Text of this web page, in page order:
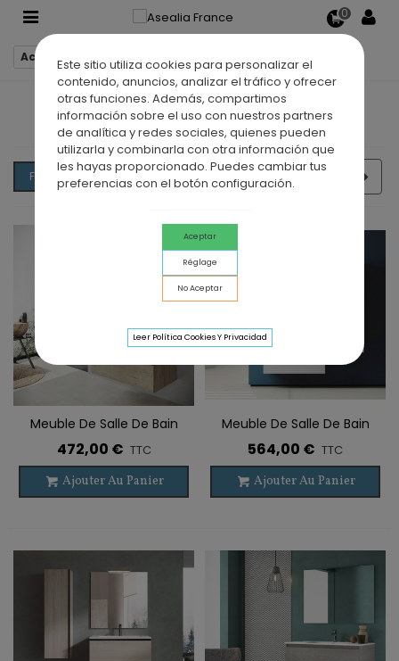
Este sitio utiliza cookies para personalizar el
contenido, anuncios, analizar el tráfico y ofrecer
otras funciones. Además, compartimos
información sobre el uso con nuestros partners
de analítica y redes sociales, quienes pueden
utilizarla y combinarla con otra información que
les hayas proporcionado. Puedes cambiar tus
preferencias con el botón configuración.
Aceptar
Réglage
No Aceptar
Leer Política Cookies Y Privacidad
0
Accueil
MEUBLES SALLE DE BAIN
Filtrer Pertinence
Meuble De Salle De Bain
Suspendu GRANADA 2
Tiroirs
472,00 € TTC
Ajouter Au Panier
Meuble De Salle De Bain
Suspendu KYOTO 2 Tiroirs
564,00 € TTC
Ajouter Au Panier